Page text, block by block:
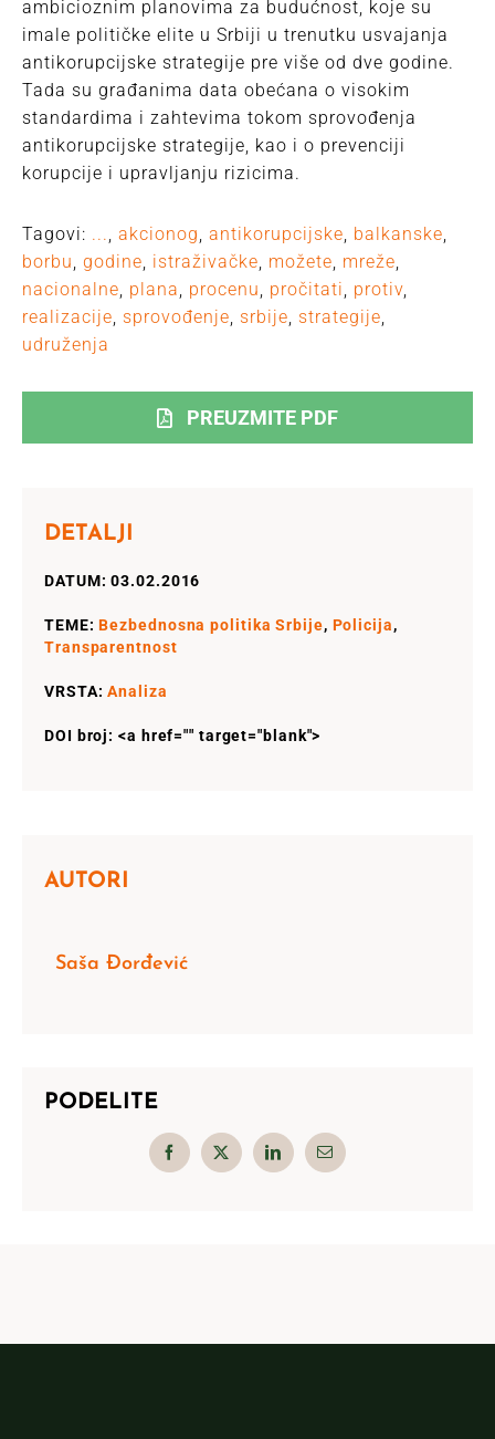
ambicioznim planovima za budućnost, koje su
imale političke elite u Srbiji u trenutku usvajanja
antikorupcijske strategije pre više od dve godine.
Tada su građanima data obećana o visokim
standardima i zahtevima tokom sprovođenja
antikorupcijske strategije, kao i o prevenciji
korupcije i upravljanju rizicima.
Tagovi: ..., akcionog, antikorupcijske, balkanske,
borbu, godine, istraživačke, možete, mreže,
nacionalne, plana, procenu, pročitati, protiv,
realizacije, sprovođenje, srbije, strategije,
udruženja
PREUZMITE PDF
DETALJI
DATUM: 03.02.2016
TEME:Bezbednosna politika Srbije, Policija,
Transparentnost
VRSTA:Analiza
DOI broj: <a href="" target="blank">
AUTORI
Saša Đorđević
PODELITE